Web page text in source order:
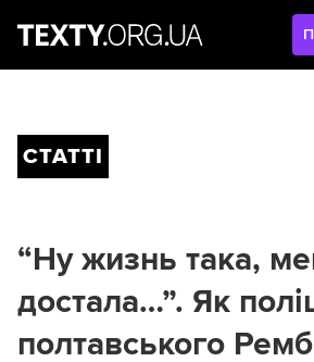
СТАТТІ
“Ну жизнь така,
достала…”. Як
полтавського